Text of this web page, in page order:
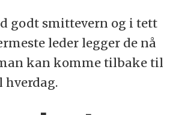
godt smittevern og i tett
leder legger de nå
kan komme tilbake til
hverdag.